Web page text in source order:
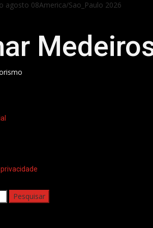
agosto 08America/Sao_Paulo 2026